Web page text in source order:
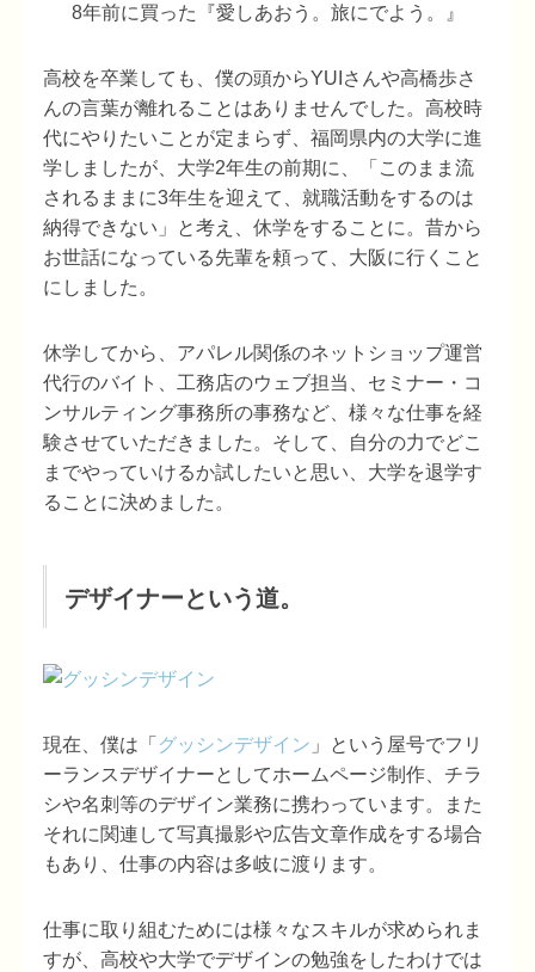
8年前に買った『愛しあおう。旅にでよう。』
高校を卒業しても、僕の頭からYUIさんや高橋歩さ
んの言葉が離れることはありませんでした。高校時
代にやりたいことが定まらず、福岡県内の大学に進
学しましたが、大学2年生の前期に、「このまま流
されるままに3年生を迎えて、就職活動をするのは
納得できない」と考え、休学をすることに。昔から
お世話になっている先輩を頼って、大阪に行くこと
にしました。
休学してから、アパレル関係のネットショップ運営
代行のバイト、工務店のウェブ担当、セミナー・コ
ンサルティング事務所の事務など、様々な仕事を経
験させていただきました。そして、自分の力でどこ
までやっていけるか試したいと思い、大学を退学す
ることに決めました。
デザイナーという道。
現在、僕は「 グッシンデザイン 」という屋号でフリ
ーランスデザイナーとしてホームページ制作、チラ
シや名刺等のデザイン業務に携わっています。また
それに関連して写真撮影や広告文章作成をする場合
もあり、仕事の内容は多岐に渡ります。
仕事に取り組むためには様々なスキルが求められま
すが、高校や大学でデザインの勉強をしたわけでは